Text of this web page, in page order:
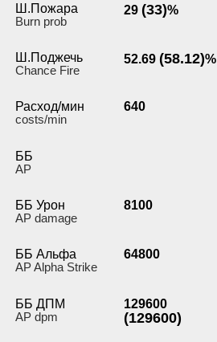
Ш.Пожара
Burn prob
29 (33)%
Ш.Поджечь
Chance Fire
52.69 (58.12)%
Расход/мин
costs/min
640
ББ
AP
ББ Урон
AP damage
8100
ББ Альфа
AP Alpha Strike
64800
ББ ДПМ
AP dpm
129600
(129600)